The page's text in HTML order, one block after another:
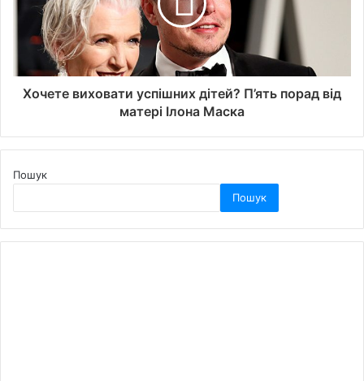
Хочете виховати успішних дітей? П’ять порад від
матері Ілона Маска
Пошук
Пошук